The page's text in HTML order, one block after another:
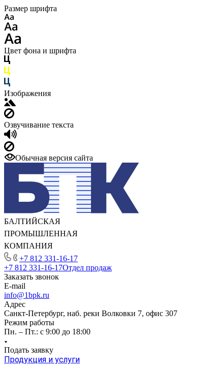
Размер шрифта
Цвет фона и шрифта
Изображения
Озвучивание текста
Обычная версия сайта
БАЛТИЙСКАЯ
ПРОМЫШЛЕННАЯ
КОМПАНИЯ
+7 812 331-16-17
+7 812 331-16-17Отдел продаж
Заказать звонок
E-mail
info@1bpk.ru
Адрес
Санкт-Петербург, наб. реки Волковки 7, офис 307
Режим работы
Пн. – Пт.: с 9:00 до 18:00
Подать заявку
Продукция и услуги